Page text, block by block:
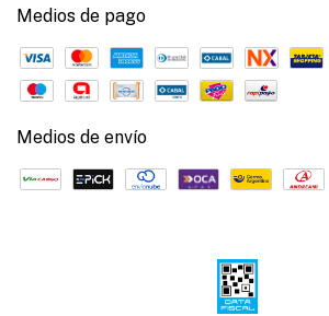
Medios de pago
Medios de envío